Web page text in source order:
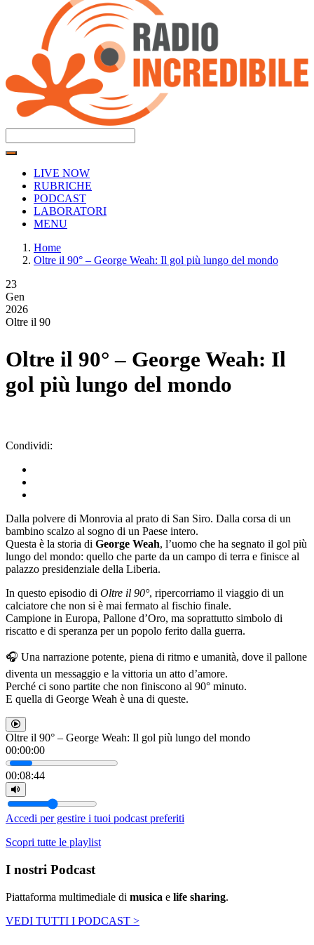
LIVE NOW
RUBRICHE
PODCAST
LABORATORI
MENU
Home
Oltre il 90° – George Weah: Il gol più lungo del mondo
23
Gen
2026
Oltre il 90
Oltre il 90° – George Weah: Il
gol più lungo del mondo
Condividi:
Dalla polvere di Monrovia al prato di San Siro. Dalla corsa di un
bambino scalzo al sogno di un Paese intero.
Questa è la storia di George Weah, l’uomo che ha segnato il gol più
lungo del mondo: quello che parte da un campo di terra e finisce al
palazzo presidenziale della Liberia.
In questo episodio di Oltre il 90°, ripercorriamo il viaggio di un
calciatore che non si è mai fermato al fischio finale.
Campione in Europa, Pallone d’Oro, ma soprattutto simbolo di
riscatto e di speranza per un popolo ferito dalla guerra.
🎧 Una narrazione potente, piena di ritmo e umanità, dove il pallone
diventa un messaggio e la vittoria un atto d’amore.
Perché ci sono partite che non finiscono al 90° minuto.
E quella di George Weah è una di queste.
Oltre il 90° – George Weah: Il gol più lungo del mondo
00:00:00
00:08:44
Accedi per gestire i tuoi podcast preferiti
Scopri tutte le playlist
I nostri Podcast
Piattaforma multimediale di musica e life sharing.
VEDI TUTTI I PODCAST >